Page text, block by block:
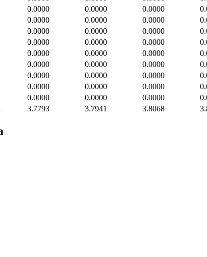
0.0000 0.0000 0.0000
0.0000 0.0000 0.0000
0.0000 0.0000 0.0000
0.0000 0.0000 0.0000
0.0000 0.0000 0.0000
0.0000 0.0000 0.0000
0.0000 0.0000 0.0000
0.0000 0.0000 0.0000
0.0000 0.0000 0.0000
3.7793 3.7941 3.8068